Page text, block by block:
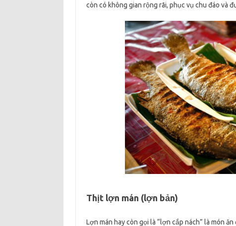
còn có không gian rộng rãi, phục vụ chu đáo và
Thịt lợn mán (lợn bản)
Lợn mán hay còn gọi là “lợn cắp nách” là món